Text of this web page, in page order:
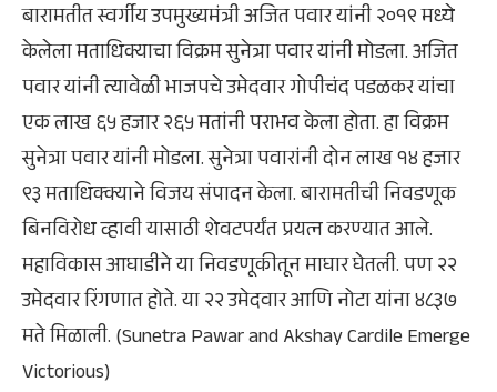
बारामतीत स्वर्गीय उपमुख्यमंत्री अजित पवार यांनी २०१९ मध्ये
केलेला मताधिक्याचा विक्रम सुनेत्रा पवार यांनी मोडला. अजित
पवार यांनी त्यावेळी भाजपचे उमेदवार गोपीचंद पडळकर यांचा
एक लाख ६५ हजार २६५ मतांनी पराभव केला होता. हा विक्रम
सुनेत्रा पवार यांनी मोडला. सुनेत्रा पवारांनी दोन लाख १४ हजार
९३ मताधिक्क्याने विजय संपादन केला. बारामतीची निवडणूक
बिनविरोध व्हावी यासाठी शेवटपर्यंत प्रयत्न करण्यात आले.
महाविकास आघाडीने या निवडणूकीतून माघार घेतली. पण २२
उमेदवार रिंगणात होते. या २२ उमेदवार आणि नोटा यांना ४८३७
मते मिळाली. (Sunetra Pawar and Akshay Cardile Emerge
Victorious)